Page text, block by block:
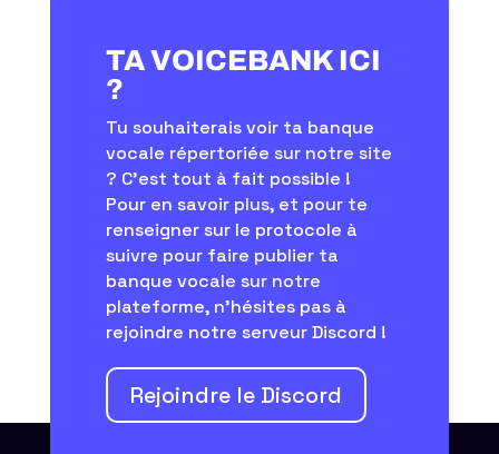
TA VOICEBANK ICI
?
Tu souhaiterais voir ta banque
vocale répertoriée sur notre site
? C’est tout à fait possible !
Pour en savoir plus, et pour te
renseigner sur le protocole à
suivre pour faire publier ta
banque vocale sur notre
plateforme, n'hésites pas à
rejoindre notre serveur Discord !
Rejoindre le Discord